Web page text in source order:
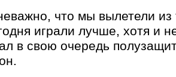
что мы вылетели из
играли лучше, хотя и
в свою очередь